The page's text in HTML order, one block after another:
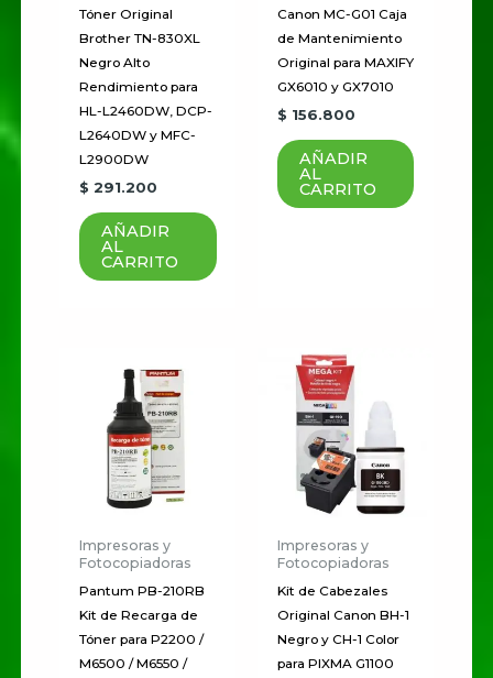
Tóner Original
Brother TN-830XL
Negro Alto
Rendimiento para
HL-L2460DW, DCP-
L2640DW y MFC-
L2900DW
$ 291.200
AÑADIR
AL
CARRITO
Canon MC-G01 Caja
de Mantenimiento
Original para MAXIFY
GX6010 y GX7010
$ 156.800
AÑADIR
AL
CARRITO
Impresoras y
Fotocopiadoras
Pantum PB-210RB
Kit de Recarga de
Tóner para P2200 /
M6500 / M6550 /
Impresoras y
Fotocopiadoras
Kit de Cabezales
Original Canon BH-1
Negro y CH-1 Color
para PIXMA G1100